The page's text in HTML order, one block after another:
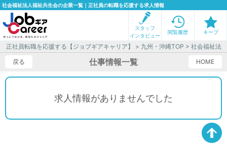
社会福祉法人福祉共生会の企業一覧｜正社員の転職を応援する求人情報
スタッフ
インタビュー
閲覧履歴 キープ
正社員転職を応援する【ジョブギアキャリア】 > 九州・沖縄TOP > 社会福祉法
戻る
HOME
仕事情報一覧
求人情報がありませんでした